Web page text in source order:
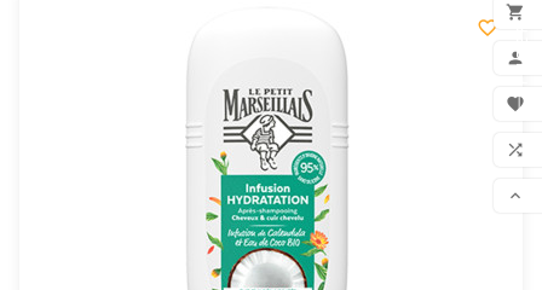





 FILTER